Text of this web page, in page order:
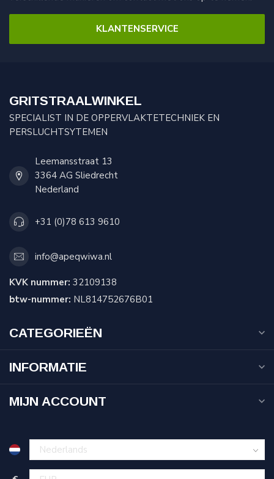
KLANTENSERVICE
GRITSTRAALWINKEL
SPECIALIST IN DE OPPERVLAKTETECHNIEK EN
PERSLUCHTSYTEMEN
Leemansstraat 13
3364 AG Sliedrecht
Nederland
+31 (0)78 613 9610
info@apeqwiwa.nl
KVK nummer: 32109138
btw-nummer: NL814752676B01
CATEGORIEËN
INFORMATIE
MIJN ACCOUNT